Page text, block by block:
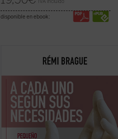
disponible en ebook:
Este «pequeño tratado» es la
emblemáticos de Rémi Brague sobre el
concepto de mundo. En una sucesión de
breves capítulos expone una teoría de la
Providencia divina en la que Dios provee
a todos los ...(ver ficha)